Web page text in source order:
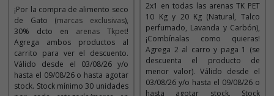
¡Por la compra de alimento seco
de Gato (marcas exclusivas),
30% dcto en arenas Tkpet!
Agrega ambos productos al
carrito para ver el descuento.
Válido desde el 03/08/26 y/o
hasta el 09/08/26 o hasta agotar
stock. Stock mínimo 30 unidades
2x1 en todas las arenas TK PET
10 Kg y 20 Kg (Natural, Talco
perfumado, Lavanda y Carbón),
¡Combínalas como quieras!
Agrega 2 al carro y paga 1 (se
descuenta el producto de
menor valor). Válido desde el
03/08/26 y/o hasta el 09/08/26 o
hasta agotar stock. Stock